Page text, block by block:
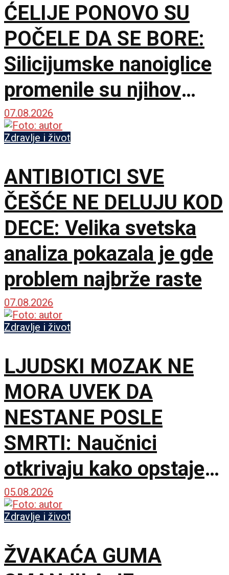
ĆELIJE PONOVO SU
POČELE DA SE BORE:
Silicijumske nanoiglice
promenile su njihov
unutrašnji program
07.08.2026
Zdravlje i život
ANTIBIOTICI SVE
ČEŠĆE NE DELUJU KOD
DECE: Velika svetska
analiza pokazala je gde
problem najbrže raste
07.08.2026
Zdravlje i život
LJUDSKI MOZAK NE
MORA UVEK DA
NESTANE POSLE
SMRTI: Naučnici
otkrivaju kako opstaje
hiljadama godina
05.08.2026
Zdravlje i život
ŽVAKAĆA GUMA